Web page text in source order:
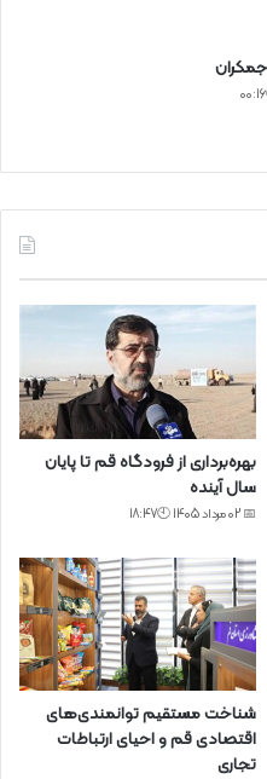
جمکران
بهره‌برداری از فرودگاه قم تا پایان
سال آینده
📅 02 مرداد 1405 🕙18:47
شناخت مستقیم توانمندی‌های
اقتصادی قم و احیای ارتباطات
تجاری